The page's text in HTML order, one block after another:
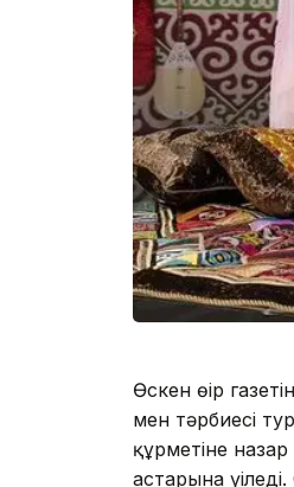
Өскен өңір
мен тәрбиесі
құрметіне
астарына